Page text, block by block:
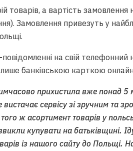
товарів, а вартість замовлення
Замовлення привезуть у
на свій телефонний
банківською карткою
прихистила вже понад 5
сервісу зі зручним та
ж асортимент товарів у
купувати на батьківщині.
із нашого сайту до Польщі.